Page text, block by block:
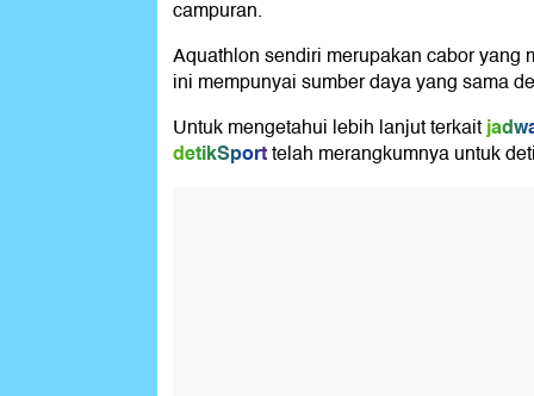
campuran.
Aquathlon sendiri merupakan cabor
ini mempunyai sumber daya yang sama
Untuk mengetahui lebih lanjut terkait
detikSporttelah merangkumnya untuk